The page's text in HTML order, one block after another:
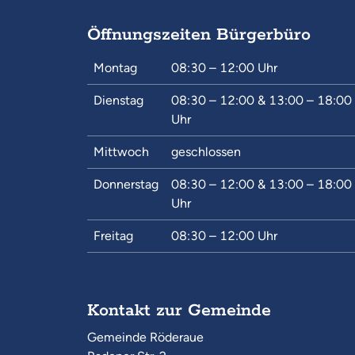
Kontakt zur Gemeinde
Gemeinde Röderaue
Öffnungszeiten Bürgerbüro
Montag 08:30 – 12:00 Uhr
Dienstag 08:30 – 12:00 & 13:00 – 18:00
Uhr
Mittwoch geschlossen
Donnerstag 08:30 – 12:00 & 13:00 – 18:00
Uhr
Freitag 08:30 – 12:00 Uhr